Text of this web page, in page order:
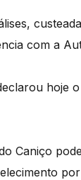
com a
hoje
Caniço